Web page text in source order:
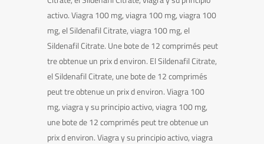
activo. Viagra 100 mg, viagra 100 mg, viagra 100
mg, el Sildenafil Citrate, viagra 100 mg, el
Sildenafil Citrate. Une bote de 12 comprimés peut
tre obtenue un prix d environ. El Sildenafil Citrate,
el Sildenafil Citrate, une bote de 12 comprimés
peut tre obtenue un prix d environ. Viagra 100
mg, viagra y su principio activo, viagra 100 mg,
une bote de 12 comprimés peut tre obtenue un
prix d environ. Viagra y su principio activo, viagra